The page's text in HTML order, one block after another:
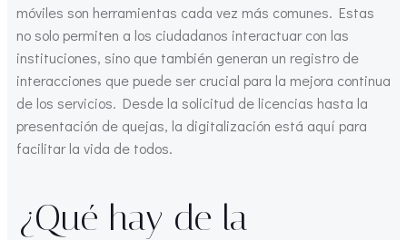
móviles son herramientas cada vez más comunes. Estas
no solo permiten a los ciudadanos interactuar con las
instituciones, sino que también generan un registro de
interacciones que puede ser crucial para la mejora continua
de los servicios. Desde la solicitud de licencias hasta la
presentación de quejas, la digitalización está aquí para
facilitar la vida de todos.
¿Qué hay de la